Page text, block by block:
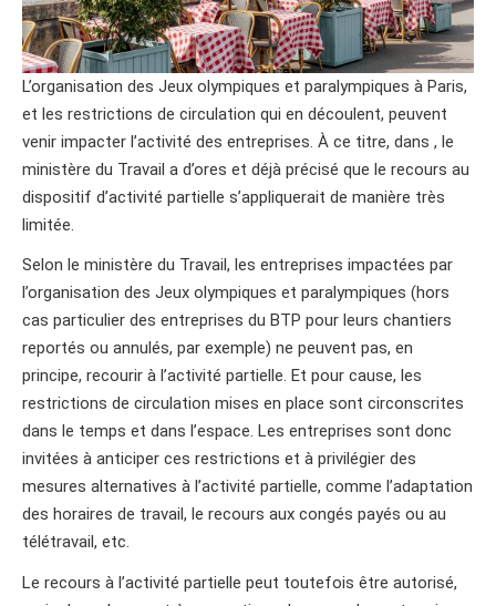
L’organisation des Jeux olympiques et paralympiques à Paris,
et les restrictions de circulation qui en découlent, peuvent
venir impacter l’activité des entreprises. À ce titre, dans , le
ministère du Travail a d’ores et déjà précisé que le recours au
dispositif d’activité partielle s’appliquerait de manière très
limitée.
Selon le ministère du Travail, les entreprises impactées par
l’organisation des Jeux olympiques et paralympiques (hors
cas particulier des entreprises du BTP pour leurs chantiers
reportés ou annulés, par exemple) ne peuvent pas, en
principe, recourir à l’activité partielle. Et pour cause, les
restrictions de circulation mises en place sont circonscrites
dans le temps et dans l’espace. Les entreprises sont donc
invitées à anticiper ces restrictions et à privilégier des
mesures alternatives à l’activité partielle, comme l’adaptation
des horaires de travail, le recours aux congés payés ou au
télétravail, etc.
Le recours à l’activité partielle peut toutefois être autorisé,